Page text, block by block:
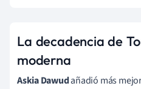
La decadencia de
moderna
Askia Dawudañadió más